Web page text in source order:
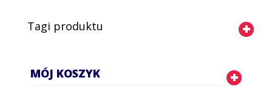
Tagi produktu
MÓJ KOSZYK